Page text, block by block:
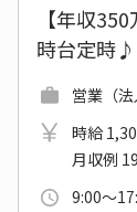
【年収
時台定時♪
営業（
時給
月収例
9:00～